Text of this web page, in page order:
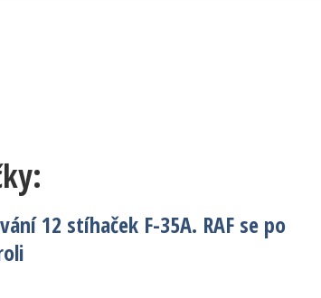
12 stíhaček F-35A. RAF se po